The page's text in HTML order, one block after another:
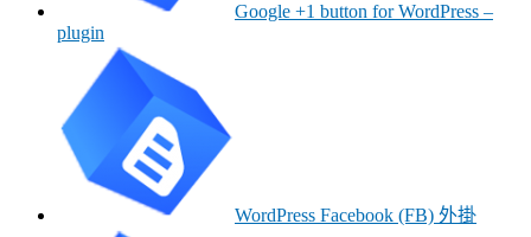
Google +1 button for WordPress –
plugin
WordPress Facebook (FB) 外掛